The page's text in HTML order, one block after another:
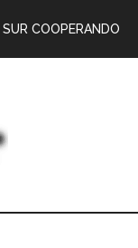
SUR COOPERANDO